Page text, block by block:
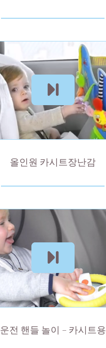
올인원 카시트장난감
운전 핸들 놀이 – 카시트용